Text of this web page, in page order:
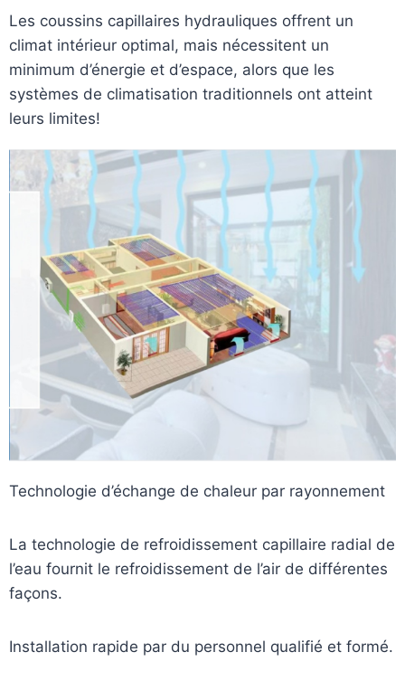
Les coussins capillaires hydrauliques offrent un
climat intérieur optimal, mais nécessitent un
minimum d’énergie et d’espace, alors que les
systèmes de climatisation traditionnels ont atteint
leurs limites!
Technologie d’échange de chaleur par rayonnement
La technologie de refroidissement capillaire radial de
l’eau fournit le refroidissement de l’air de différentes
façons.
Installation rapide par du personnel qualifié et formé.